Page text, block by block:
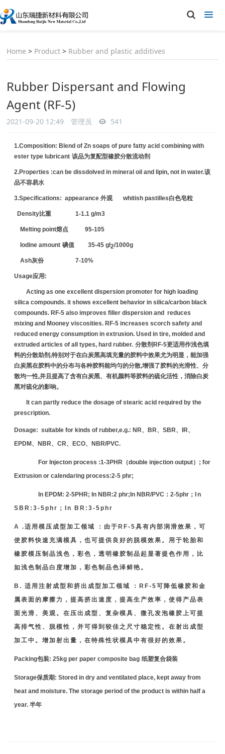
Home > Product > Rubber and plastic additives
Rubber Dispersant and Flowing
Agent (RF-5)
2021-09-20 12:49 管理员 541
1.Composition: Blend of Zn soaps of pure fatty acid combining with
ester type lubricant 该品为复配型橡胶分散流动剂
2.Properties :can be dissdolved in mineral oil and lipin, not in water.该
品不容易水
3.Specifications: appearance外观 whitish pastilles白色皂粒
Density比重 1-1.1 g/m3
Melting point熔点 95-105
Iodine amount 碘值 35-45 gI2/1000g
Ash灰份 7-10%
Usage应用 :
Acting as one excellent dispersion promoter for high loading
silica compounds. it shows excellent behavior in silica/carbon black
compounds. RF-5 also improves filler dispersion and reduces
mixing and Mooney viscosities. RF-5 increases scorch safety and
reduced energy consumption in extrusion. Used in tire, molded and
extruded articles of all types, hard rubber. 分散剂 RF-5更适用作浅色填
料的分散助剂,特别对于在白炭黑高填充量的胶料中效果尤为明显 ，能加强
白炭黑在胶料中的分布与各种胶料能均匀的分散,增强了胶料的光滑性、分
散均一性,并且提高了含有白炭黑、有机颜料等胶料的硫化活性，消除白炭
黑对硫化的影响。
It can partly reduce the dosage of stearic acid required by the
prescription.
Dosage: suitable for kinds of rubber,e.g.: NR、BR、SBR、IR、
EPDM、NBR、CR、ECO、NBR/PVC.
For Injecton process :1-3PHR （double injection output） ; for
Extrusion or calendaring process:2-5 phr;
In EPDM: 2-5PHR; In NBR:2phr; In NBR/PVC ：2-5phr；
In
SBR:3-5phr ； In BR:3-5phr
A .适用模压成型加工领域 ：由于 RF-5具有内部润滑效果，可
使胶料快速充满模具，也可提供良好的脱模效果。用于轮胎和
橡胶模压制品浅色，彩色，透明橡胶制品起显著提色作用，比
如浅色制品白度增加，彩色制品色泽鲜艳。
B.适用注射成型和挤出成型加工领域 ： RF-5可降低橡胶和金
属表面的摩擦力，提高挤出速度，提高生产效率，使得产品表
面光滑、美观。在压出成型、复杂模具、微孔发泡橡胶上可提
高排气性、脱模性，并可得到较佳之尺寸稳定性。在射出成型
加工中。增加射出量，在特殊性状模具中有很好的效果。
Packing包装: 25kg per paper composite bag 纸塑复合袋装
Storage保质期: Stored in dry and ventilated place, kept away from
heat and moisture. The storage period of the product is within half a
year.半年